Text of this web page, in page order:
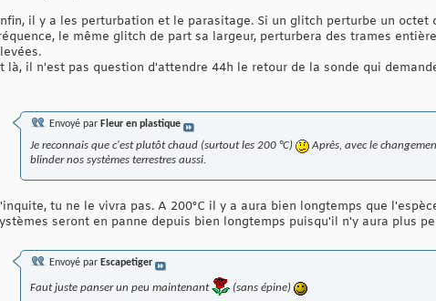
il y a les perturbation et le parasitage. Si un glitch perturbe un
le même glitch de part sa largeur, perturbera des trames
là, il n'est pas question d'attendre 44h le retour de la sonde qui
Envoyé par Fleur en plastique
Je reconnais que c'est plutôt chaud (surtout les 200 °C)
Après, avec le
blinder nos systèmes terrestres aussi.
tu ne le vivra pas. A 200°C il y a aura bien longtemps que
seront en panne depuis bien longtemps puisqu'il n'y aura plus
Envoyé par Escapetiger
Faut juste panser un peu maintenant (sans épine)